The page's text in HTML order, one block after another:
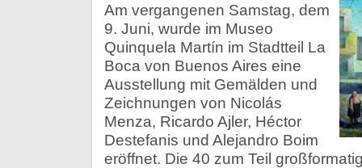
Am vergangenen Samstag, dem
9. Juni, wurde im Museo
Quinquela Martín im Stadtteil La
Boca von Buenos Aires eine
Ausstellung mit Gemälden und
Zeichnungen von Nicolás
Menza, Ricardo Ajler, Héctor
Destefanis und Alejandro Boim
eröffnet. Die 40 zum Teil